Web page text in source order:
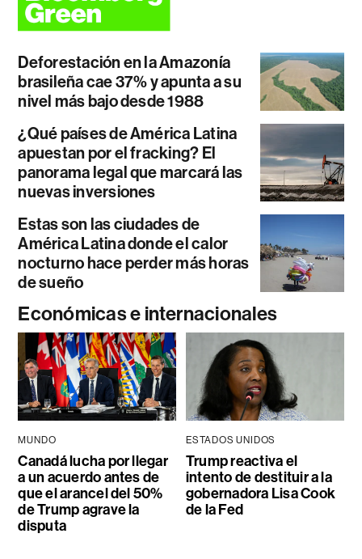
Deforestación en la Amazonía
brasileña cae 37% y apunta a su
nivel más bajo desde 1988
¿Qué países de América Latina
apuestan por el fracking? El
panorama legal que marcará las
nuevas inversiones
Estas son las ciudades de
América Latina donde el calor
nocturno hace perder más horas
de sueño
Económicas e internacionales
MUNDO
Canadá lucha por llegar
a un acuerdo antes de
que el arancel del 50%
de Trump agrave la
disputa
ESTADOS UNIDOS
Trump reactiva el
intento de destituir a la
gobernadora Lisa Cook
de la Fed